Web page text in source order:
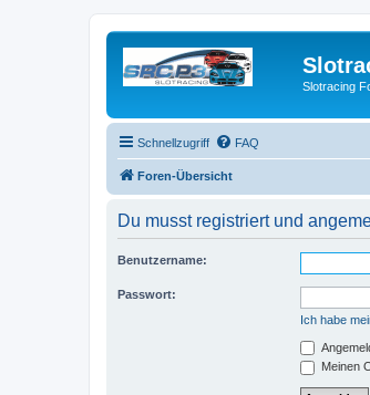
Slotracing
Schnellzugriff FAQ
Foren-Übersicht
Du musst registriert und
Benutzername:
Passwort:
Ich habe
Meinen